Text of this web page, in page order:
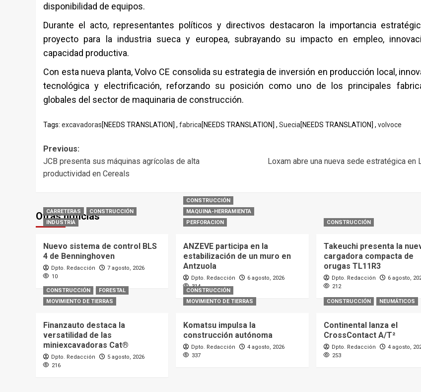
disponibilidad de equipos.
Durante el acto, representantes políticos y directivos destacaron la importancia
proyecto para la industria sueca y europea, subrayando su impacto en empleo,
capacidad productiva.
Con esta nueva planta, Volvo CE consolida su estrategia de inversión en producción local,
tecnológica y electrificación, reforzando su posición como uno de los principales
globales del sector de maquinaria de construcción.
Tags: excavadoras[NEEDS TRANSLATION] , fabrica[NEEDS TRANSLATION] , Suecia[NEEDS TRANSLATION] , volvoce
Post
navigation
Previous:
JCB presenta sus máquinas agrícolas de alta
productividad en Cereals
Loxam abre una nueva sede estratégica en
Otras noticias
CARRETERAS
CONSTRUCCIÓN
INDUSTRIA
Nuevo sistema de control BLS
4 de Benninghoven
Dpto. Redacción
7 agosto, 2026
10
CONSTRUCCIÓN
MAQUINA-HERRAMIENTA
PERFORACION
ANZEVE participa en la
estabilización de un muro en
Antzuola
Dpto. Redacción
6 agosto, 2026
314
CONSTRUCCIÓN
Takeuchi presenta la
cargadora compacta de
orugas TL11R3
Dpto. Redacción
6 agosto,
212
CONSTRUCCIÓN
FORESTAL
MOVIMIENTO DE TIERRAS
Finanzauto destaca la
versatilidad de las
miniexcavadoras Cat®
Dpto. Redacción
5 agosto, 2026
216
CONSTRUCCIÓN
MOVIMIENTO DE TIERRAS
Komatsu impulsa la
construcción autónoma
Dpto. Redacción
4 agosto, 2026
337
CONSTRUCCIÓN NEUMÁTICOS
Continental lanza el
CrossContact A/T²
Dpto. Redacción
4 agosto,
253